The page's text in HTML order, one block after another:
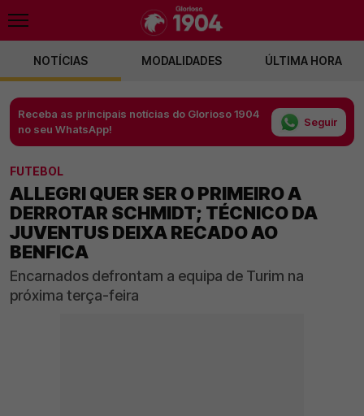
NOTÍCIAS MODALIDADES ÚLTIMA HORA
Receba as principais notícias do Glorioso 1904
no seu WhatsApp!
Seguir
FUTEBOL
ALLEGRI QUER SER O PRIMEIRO A
DERROTAR SCHMIDT; TÉCNICO DA
JUVENTUS DEIXA RECADO AO
BENFICA
Encarnados defrontam a equipa de Turim na
próxima terça-feira